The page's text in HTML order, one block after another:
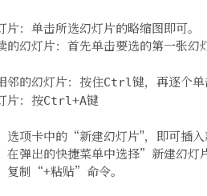
片：单击所选幻灯片的略缩图即可。
的幻灯片：首先单击要选的第一张幻
邻的幻灯片：按住Ctrl键，再逐个单
片：按Ctrl+A键
项卡中的“新建幻灯片"，即可插入
在弹出的快捷菜单中选择”新建幻灯
复制“+粘贴”命令。